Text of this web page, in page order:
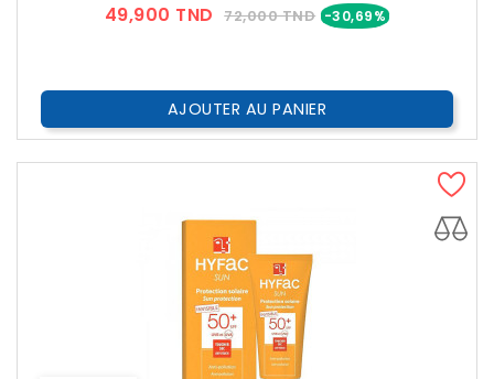
49,900 TND Prix
72,000 TND -30,69%Prix
AJOUTER AU PANIER